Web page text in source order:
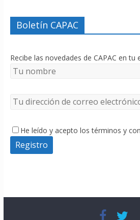
Boletín CAPAC
Recibe las novedades de CAPAC en tu
He leído y acepto los términos y